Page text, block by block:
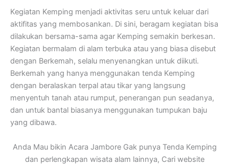
Kegiatan Kemping menjadi aktivitas seru untuk keluar dari
aktifitas yang membosankan. Di sini, beragam kegiatan bisa
dilakukan bersama-sama agar Kemping semakin berkesan.
Kegiatan bermalam di alam terbuka atau yang biasa disebut
dengan Berkemah, selalu menyenangkan untuk diikuti.
Berkemah yang hanya menggunakan tenda Kemping
dengan beralaskan terpal atau tikar yang langsung
menyentuh tanah atau rumput, penerangan pun seadanya,
dan untuk bantal biasanya menggunakan tumpukan baju
yang dibawa.
Anda Mau bikin Acara Jambore Gak punya Tenda Kemping
dan perlengkapan wisata alam lainnya, Cari website